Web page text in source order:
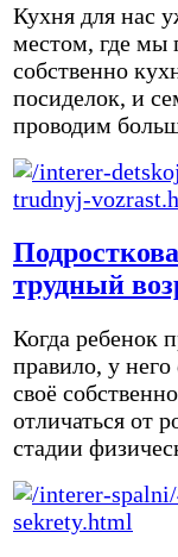
Кухня для нас
местом, где мы
собственно
посиделок, и
проводим
трудный
Когда ребенок
правило, у
своё
отличаться от
стадии